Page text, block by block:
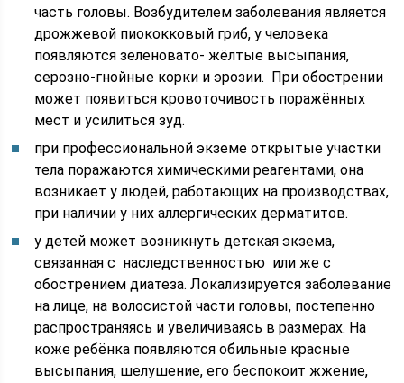
часть головы. Возбудителем заболевания является
дрожжевой пиококковый гриб, у человека
появляются зеленовато- жёлтые высыпания,
серозно-гнойные корки и эрозии. При обострении
может появиться кровоточивость поражённых
мест и усилиться зуд.
при профессиональной экземе открытые участки
тела поражаются химическими реагентами, она
возникает у людей, работающих на производствах,
при наличии у них аллергических дерматитов.
у детей может возникнуть детская экзема,
связанная с наследственностью или же с
обострением диатеза. Локализируется заболевание
на лице, на волосистой части головы, постепенно
распространяясь и увеличиваясь в размерах. На
коже ребёнка появляются обильные красные
высыпания, шелушение, его беспокоит жжение,